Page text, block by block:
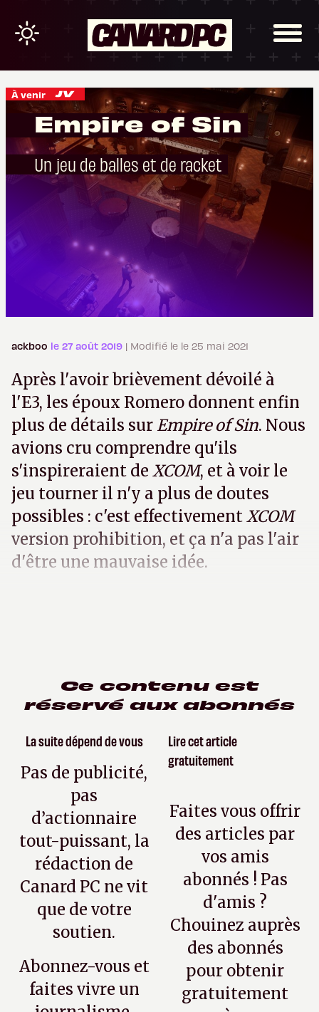
À venir
Empire of Sin
Un jeu de balles et de racket
ackboo le 27 août 2019 | Modifié le le 25 mai 2021
Après l'avoir brièvement dévoilé à
l'E3, les époux Romero donnent enfin
plus de détails sur Empire of Sin. Nous
avions cru comprendre qu'ils
s'inspireraient de XCOM, et à voir le
jeu tourner il n'y a plus de doutes
possibles : c'est effectivementXCOM
version prohibition, et ça n'a pas l'air
d'être une mauvaise idée.
Ce contenu est
réservé aux abonnés
La suite dépend de vous
Pas de publicité,
pas
d’actionnaire
tout-puissant, la
rédaction de
Canard PC ne vit
que de votre
soutien.
Abonnez-vous et
faites vivre un
Lire cet article
gratuitement
Faites vous offrir
des articles par
vos amis
abonnés ! Pas
d'amis ?
Chouinez auprès
des abonnés
pour obtenir
gratuitement